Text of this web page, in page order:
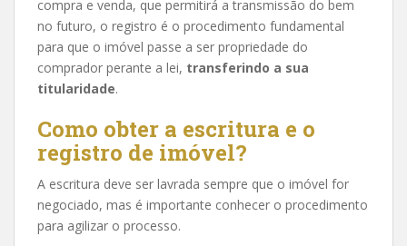
compra e venda, que permitirá a transmissão do bem
no futuro, o registro é o procedimento fundamental
para que o imóvel passe a ser propriedade do
comprador perante a lei, transferindo a sua
titularidade.
Como obter a escritura e o
registro de imóvel?
A escritura deve ser lavrada sempre que o imóvel for
negociado, mas é importante conhecer o procedimento
para agilizar o processo.